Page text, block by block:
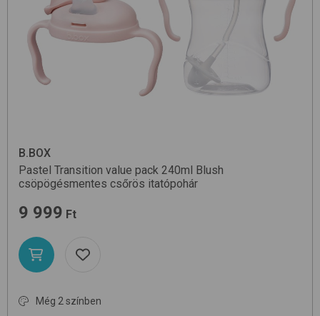
B.BOX
Pastel Transition value pack 240ml
Blush
csöpögésmentes csőrös itatópohár
9 999 Ft
Még 2 színben